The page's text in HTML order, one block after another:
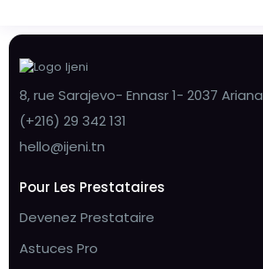
8, rue Sarajevo- Ennasr 1- 2037 Ariana
(+216) 29 342 131
hello@ijeni.tn
Pour Les Prestataires
Devenez Prestataire
Astuces Pro